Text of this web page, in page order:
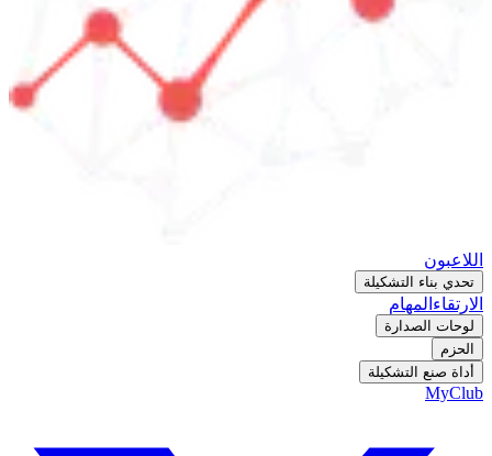
اللاعبون
تحدي بناء التشكيلة
الارتقاء المهام
لوحات الصدارة
الحزم
أداة صنع التشكيلة
MyClub